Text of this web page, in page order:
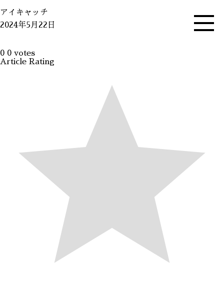
アイキャッチ
2024年5月22日
0 0 votes
Article Rating